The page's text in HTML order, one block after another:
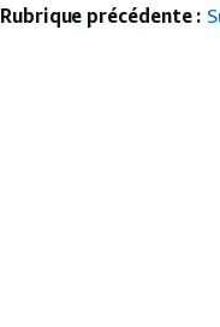
Rubrique précédente :